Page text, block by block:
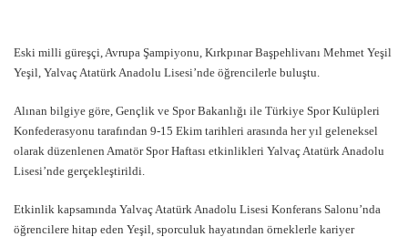
Eski milli güreşçi, Avrupa Şampiyonu, Kırkpınar Başpehlivanı Mehmet Yeşil
Yeşil, Yalvaç Atatürk Anadolu Lisesi’nde öğrencilerle buluştu.
Alınan bilgiye göre, Gençlik ve Spor Bakanlığı ile Türkiye Spor Kulüpleri
Konfederasyonu tarafından 9-15 Ekim tarihleri arasında her yıl geleneksel
olarak düzenlenen Amatör Spor Haftası etkinlikleri Yalvaç Atatürk Anadolu
Lisesi’nde gerçekleştirildi.
Etkinlik kapsamında Yalvaç Atatürk Anadolu Lisesi Konferans Salonu’nda
öğrencilere hitap eden Yeşil, sporculuk hayatından örneklerle kariyer